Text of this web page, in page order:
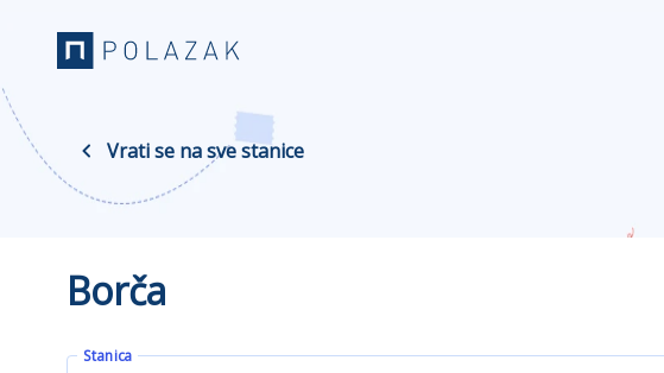
Vrati se na sve stanice
Borča
Stanica